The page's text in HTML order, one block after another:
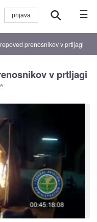
☰
prenosnikov v prtljagi
v prtljagi